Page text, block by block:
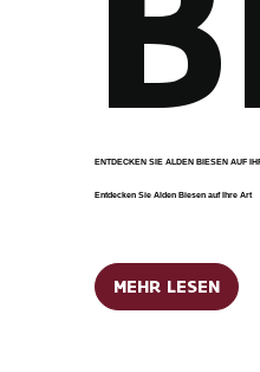
ENTDECKEN SIE ALDEN BIESEN AUF
Entdecken Sie Alden Biesen auf Ihre Art
MEHR LESEN